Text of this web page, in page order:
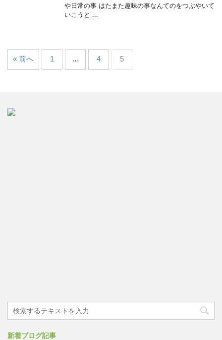
や日常の事 はたまた趣味の事なんてのをつぶやいて
いこうと ...
« 前へ 1 … 4 5
新着ブログ記事